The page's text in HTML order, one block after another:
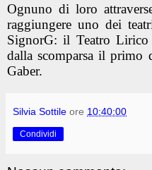
Ognuno di loro
raggiungere uno dei
SignorG: il Teatro Lirico
dalla scomparsa il
Gaber.
Silvia Sottile ore 10:40:00
Condividi